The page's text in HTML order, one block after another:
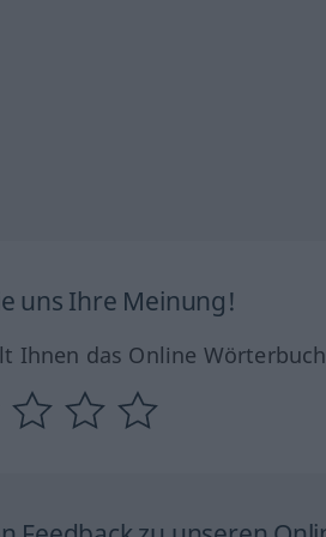
uns Ihre Meinung!
Ihnen das Online